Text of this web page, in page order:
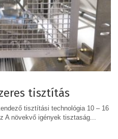
tisztítás
tisztítási technológia 10 – 16
A növekvő igények tisztaság...